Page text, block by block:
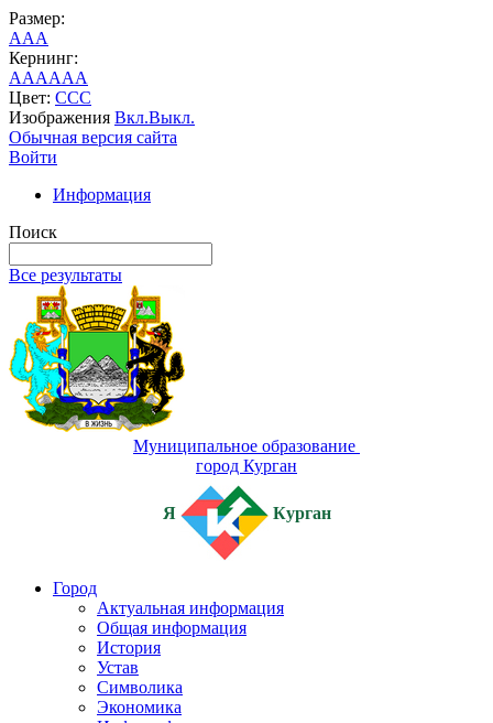
Размер:
AAA
Кернинг:
AAAAAA
Цвет: CCC
Изображения Вкл.Выкл.
Обычная версия сайта
Войти
Информация
Поиск
Все результаты
Муниципальное образование
город Курган
Я Курган
Город
Актуальная информация
Общая информация
История
Устав
Символика
Экономика